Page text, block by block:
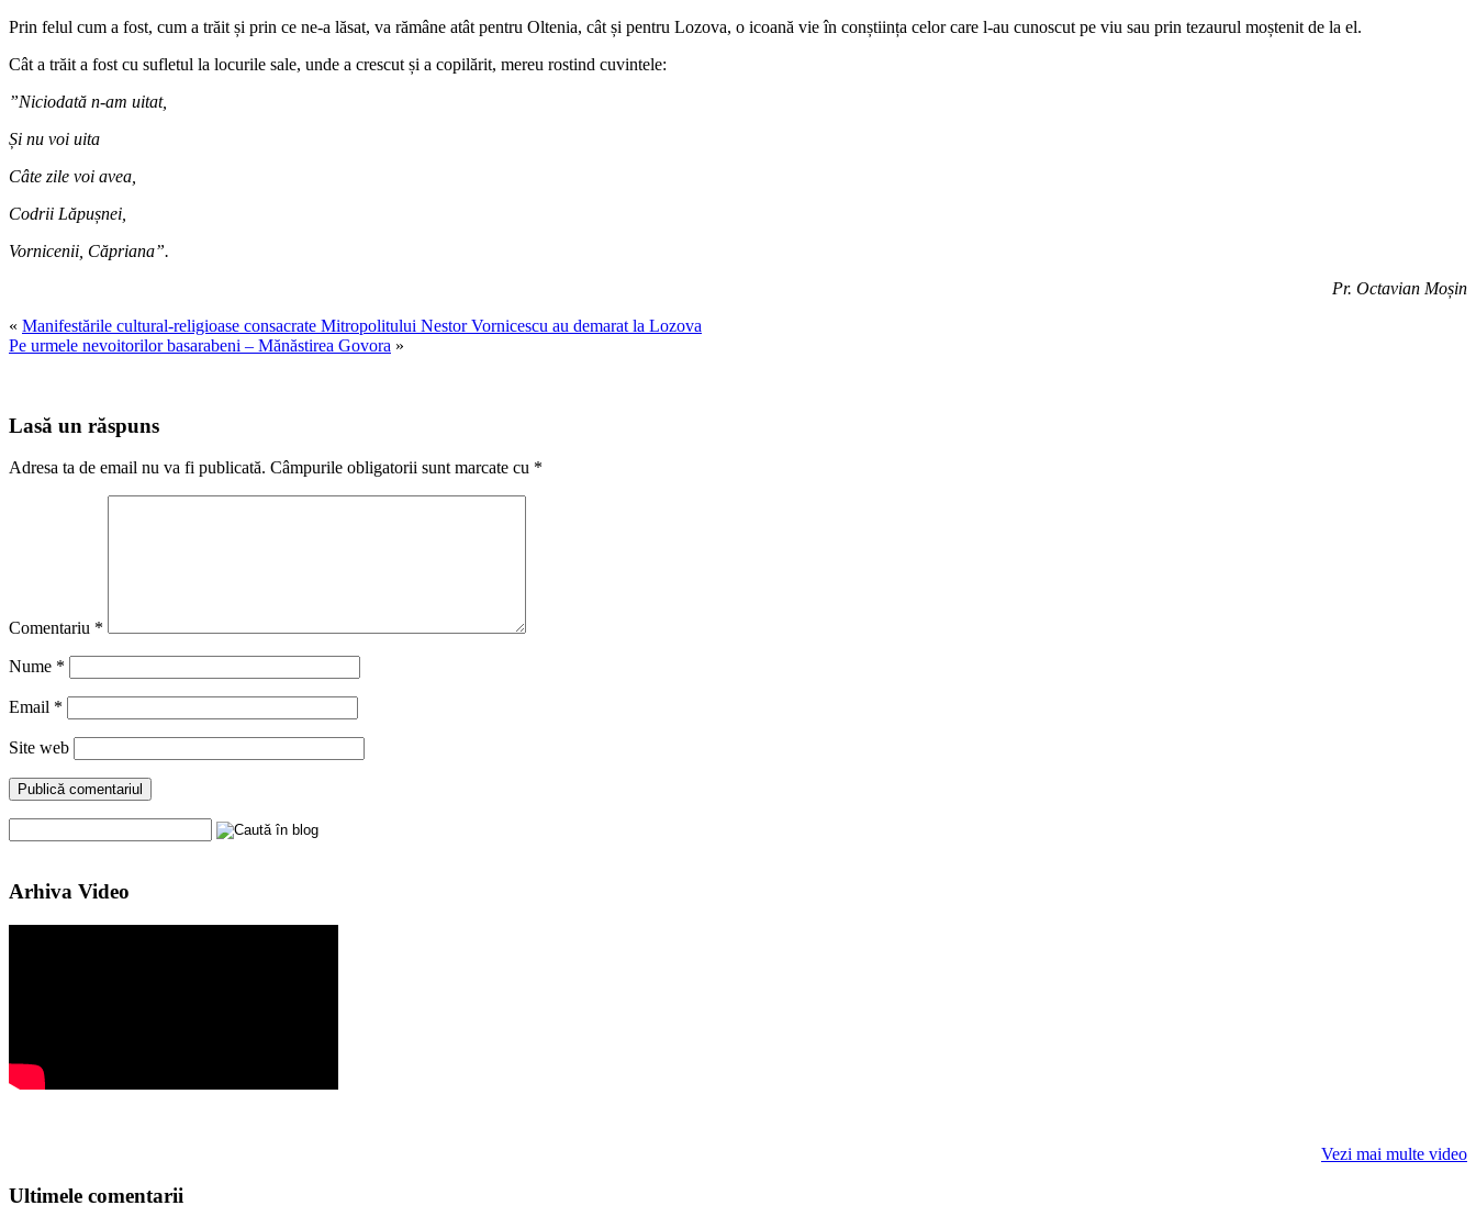
Prin felul cum a fost, cum a trăit și prin ce ne-a lăsat, va rămâne atât pentru Oltenia, cât și pentru Lozova, o icoană vie în conștiința celor care l-au cunoscut pe viu sau prin tezaurul moștenit de la el.
Cât a trăit a fost cu sufletul la locurile sale, unde a crescut și a copilărit, mereu rostind cuvintele:
”Niciodată n-am uitat,
Și nu voi uita
Câte zile voi avea,
Codrii Lăpușnei,
Vornicenii, Căpriana”.
Pr. Octavian Moșin
« Manifestările cultural-religioase consacrate Mitropolitului Nestor Vornicescu au demarat la Lozova
Pe urmele nevoitorilor basarabeni – Mănăstirea Govora »
Lasă un răspuns
Adresa ta de email nu va fi publicată. Câmpurile obligatorii sunt marcate cu *
Comentariu *
Nume *
Email *
Site web
Arhiva Video
Vezi mai multe video
Ultimele comentarii